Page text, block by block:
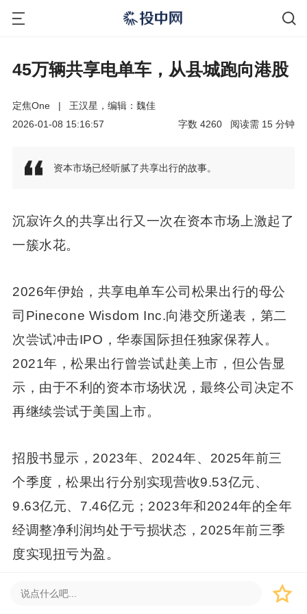
45万辆共享电单车，从县城跑向港股
定焦One |
王汉星，编辑：魏佳
2026-01-08 15:16:57
分钟
15
阅读需
4260
字数
资本市场已经听腻了共享出行的故事。
沉寂许久的共享出行又一次在资本市场上激起了
一簇水花。
2026年伊始，共享电单车公司松果出行的母公
司Pinecone Wisdom Inc.向港交所递表，第二
次尝试冲击IPO，华泰国际担任独家保荐人。
2021年，松果出行曾尝试赴美上市，但公告显
示，由于不利的资本市场状况，最终公司决定不
再继续尝试于美国上市。
招股书显示，2023年、2024年、2025年前三
个季度，松果出行分别实现营收9.53亿元、
9.63亿元、7.46亿元；2023年和2024年的全年
经调整净利润均处于亏损状态，2025年前三季
度实现扭亏为盈。